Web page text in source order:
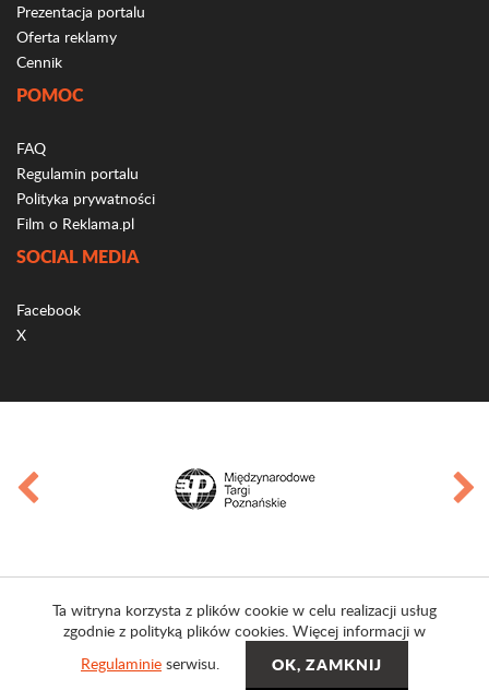
Prezentacja portalu
Oferta reklamy
Cennik
POMOC
FAQ
Regulamin portalu
Polityka prywatności
Film o Reklama.pl
SOCIAL MEDIA
Facebook
X
Ta witryna korzysta z plików cookie w celu realizacji usług
zgodnie z polityką plików cookies. Więcej informacji w
Regulaminie serwisu.